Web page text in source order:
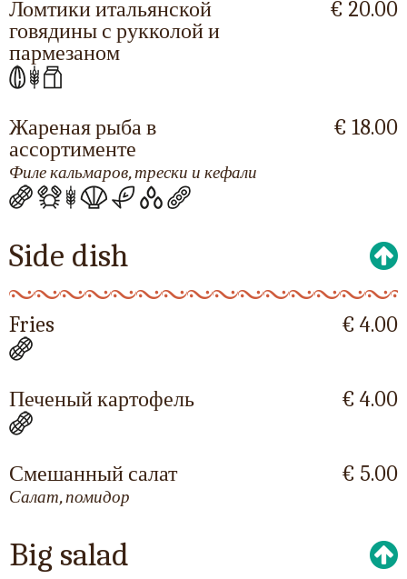
Ломтики итальянской
говядины с рукколой и
пармезаном
€ 20.00
Жареная рыба в
ассортименте
Филе кальмаров, трески и кефали
€ 18.00
Side dish
Fries € 4.00
Печеный картофель € 4.00
Смешанный салат
Салат, помидор
€ 5.00
Big salad